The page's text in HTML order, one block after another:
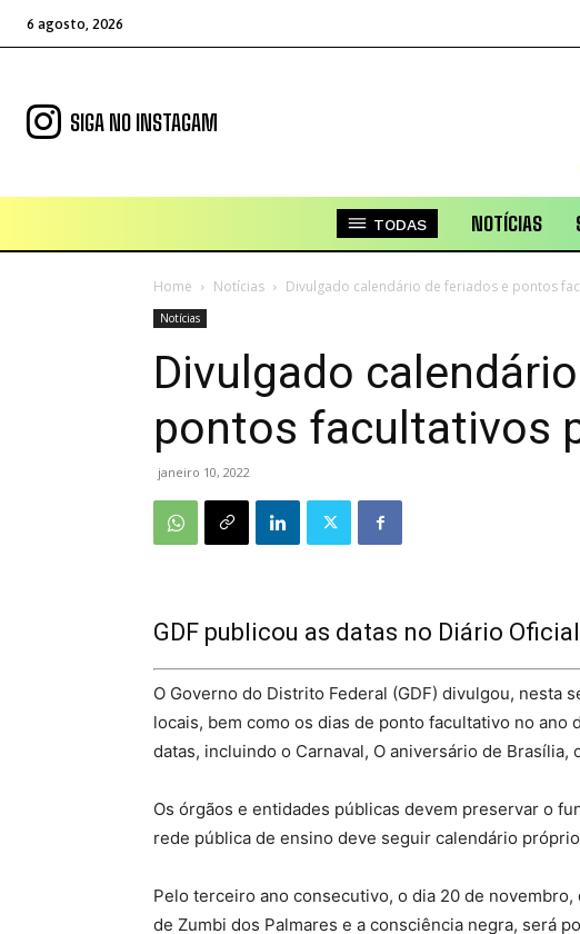
6 agosto, 2026
SIGA NO INSTAGAM
TODAS NOTÍCIAS
Home Notícias Divulgado calendário de feriados e pontos
Notícias
Divulgado
pontos facultativos
janeiro 10, 2022
GDF publicou as datas no Diário
O Governo do Distrito Federal (GDF) divulgou, nesta
locais, bem como os dias de ponto facultativo no ano
datas, incluindo o Carnaval, O aniversário de Brasília,
Os órgãos e entidades públicas devem preservar o
rede pública de ensino deve seguir calendário
Pelo terceiro ano consecutivo, o dia 20 de
de Zumbi dos Palmares e a consciência negra, será